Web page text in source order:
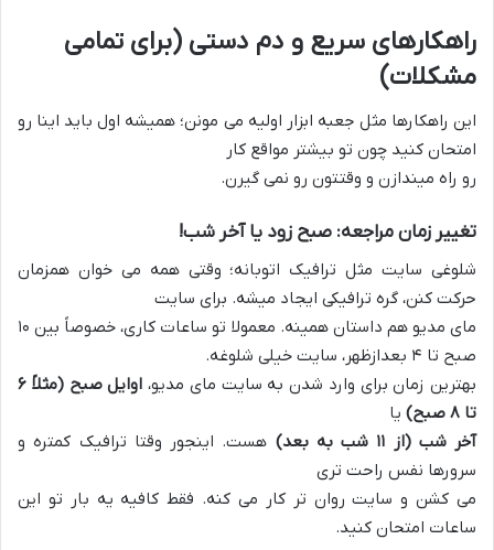
راهکارهای سریع و دم دستی (برای تمامی
مشکلات)
این راهکارها مثل جعبه ابزار اولیه می مونن؛ همیشه اول باید اینا رو
امتحان کنید چون تو بیشتر مواقع کار
رو راه میندازن و وقتتون رو نمی گیرن.
تغییر زمان مراجعه: صبح زود یا آخر شب!
شلوغی سایت مثل ترافیک اتوبانه؛ وقتی همه می خوان همزمان
حرکت کنن، گره ترافیکی ایجاد میشه. برای سایت
مای مدیو هم داستان همینه. معمولا تو ساعات کاری، خصوصاً بین ۱۰
صبح تا ۴ بعدازظهر، سایت خیلی شلوغه.
بهترین زمان برای وارد شدن به سایت مای مدیو،
اوایل صبح (مثلاً ۶
تا ۸ صبح)
یا
آخر شب (از ۱۱ شب به بعد)
هست. اینجور وقتا ترافیک کمتره و
سرورها نفس راحت تری
می کشن و سایت روان تر کار می کنه. فقط کافیه یه بار تو این
ساعات امتحان کنید.